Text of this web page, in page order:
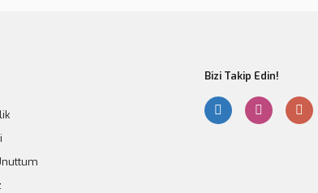
Gönder
Bizi Takip Edin!